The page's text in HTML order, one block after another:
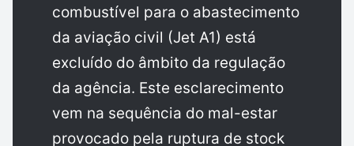
combustível para o abastecimento
da aviação civil (Jet A1) está
excluído do âmbito da regulação
da agência. Este esclarecimento
vem na sequência do mal-estar
provocado pela ruptura de stock